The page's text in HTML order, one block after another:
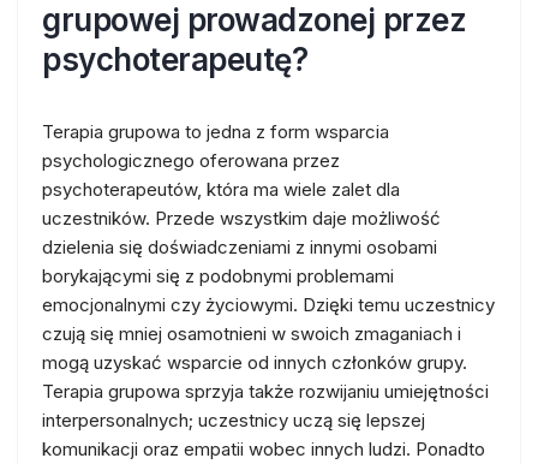
grupowej prowadzonej przez
psychoterapeutę?
Terapia grupowa to jedna z form wsparcia
psychologicznego oferowana przez
psychoterapeutów, która ma wiele zalet dla
uczestników. Przede wszystkim daje możliwość
dzielenia się doświadczeniami z innymi osobami
borykającymi się z podobnymi problemami
emocjonalnymi czy życiowymi. Dzięki temu uczestnicy
czują się mniej osamotnieni w swoich zmaganiach i
mogą uzyskać wsparcie od innych członków grupy.
Terapia grupowa sprzyja także rozwijaniu umiejętności
interpersonalnych; uczestnicy uczą się lepszej
komunikacji oraz empatii wobec innych ludzi. Ponadto